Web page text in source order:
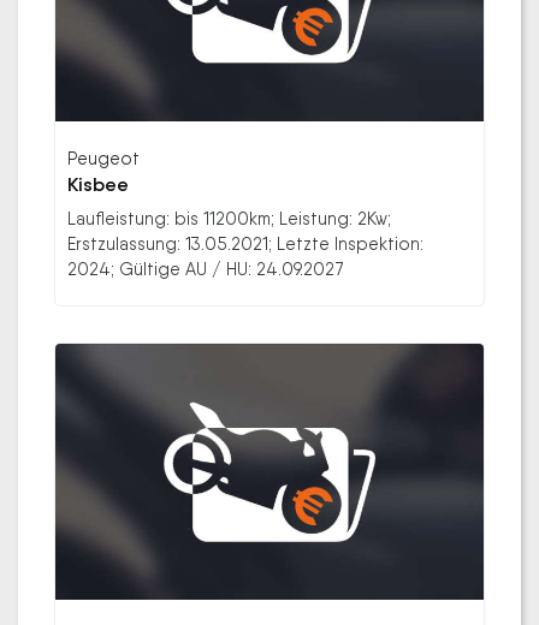
Peugeot
Kisbee
Laufleistung: bis 11200km; Leistung: 2Kw;
Erstzulassung: 13.05.2021; Letzte Inspektion:
2024; Gültige AU / HU: 24.09.2027